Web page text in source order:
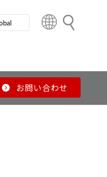
検
t
y
お問い合わせ